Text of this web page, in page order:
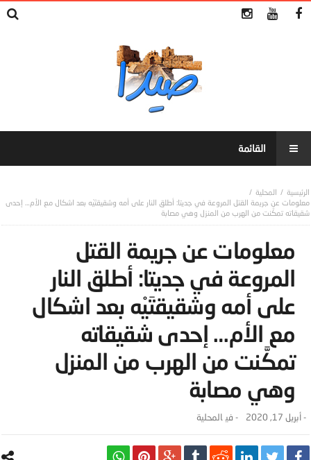
المحلية
معلومات عن جريمة القتل المروعة في جديتا: أطلق النار على أمه وشقيقتَيْه بعد اشكال مع الأم… إحدى
شقيقاته تمكَّنت من الهرب من المنزل وهي مصابة
معلومات عن جريمة القتل
المروعة في جديتا: أطلق النار
على أمه وشقيقتَيْه بعد اشكال
مع الأم… إحدى شقيقاته
تمكَّنت من الهرب من المنزل
وهي مصابة
-أبريل 17, 2020 - ‎في المحلية